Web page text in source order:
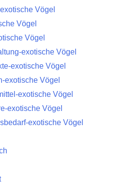
Vögel
Vögel
Vögel
exotische Vögel
exotische Vögel
exotische Vögel
exotische Vögel
exotische Vögel
exotische Vögel